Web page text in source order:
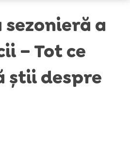
a
– Tot ce
știi despre